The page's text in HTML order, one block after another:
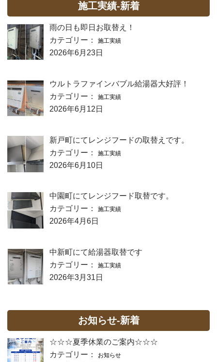
施工実績-新着
雨の日も即日お取替え！
カテゴリー：
施工実績
2026年6月23日
ウルトラファインバブル給湯器大好評！
カテゴリー：
施工実績
2026年6月12日
新戸町にてレンジフードの取替えです。
カテゴリー：
施工実績
2026年6月10日
中園町にてレンジフード取替です。
カテゴリー：
施工実績
2026年4月6日
中新町にて給湯器取替です
カテゴリー：
施工実績
2026年3月31日
お知らせ-新着
☆☆☆夏季休業のご案内☆☆☆
カテゴリー：
お知らせ